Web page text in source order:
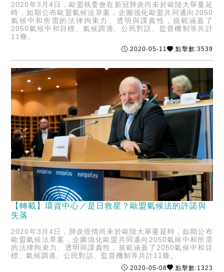
2020年3月4日，歐盟執委會在新冠肺炎尚未於歐陸大舉蔓延
時，如期公布歐盟氣候法草案，企圖強化歐盟共同邁向2050
氣候中和所需的法律拘束力、透明與課責性，規範涵蓋了
2050氣候中和目標、氣候調適、公民對話、監督機制等共計
11條。
2020-05-11 點擊數:3539
【轉載】環資中心／是日救星？歐盟氣候法的許諾與
失落
2020年3月4日，肺炎疫情尚未於歐陸大舉蔓延時，如期公布
歐盟氣候法草案，企圖強化歐盟共同邁向2050氣候中和所需
的法律拘束力、透明與課責性，規範涵蓋了2050氣候中和目
標、氣候調適、公民對話、監督機制等共計11條。
2020-05-08 點擊數:1323